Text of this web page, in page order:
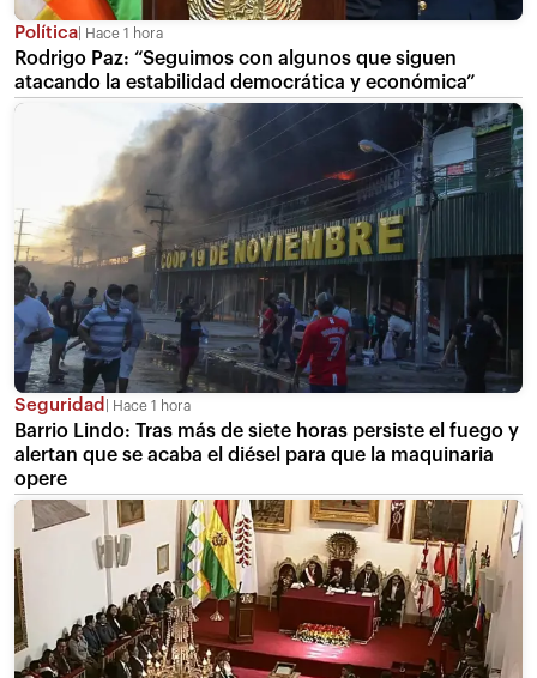
Política Hace 1 hora
Rodrigo Paz: “Seguimos con algunos que siguen
atacando la estabilidad democrática y económica”
Seguridad Hace 1 hora
Barrio Lindo: Tras más de siete horas persiste el fuego y
alertan que se acaba el diésel para que la maquinaria
opere